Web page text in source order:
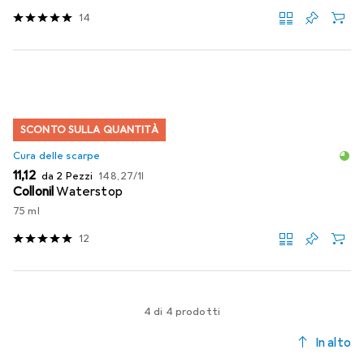
14
SCONTO SULLA QUANTITÀ
Cura delle scarpe
EUR
11,12 da 2 Pezzi EUR
148,27/1l
CollonilWaterstop
75 ml
12
4 di 4 prodotti
In alto